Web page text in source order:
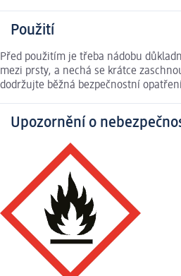
Použití
Před použitím je třeba nádobu
mezi prsty, a nechá se krátce
dodržujte běžná bezpečnostní
Upozornění o